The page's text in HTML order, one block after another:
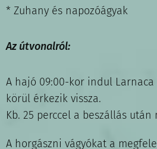
* Zuhany és napozóágyak
Az útvonalról:
A hajó 09:00-kor indul Larnaca
körül érkezik vissza.
Kb. 25 perccel a beszállás
A horgászni vágyókat a